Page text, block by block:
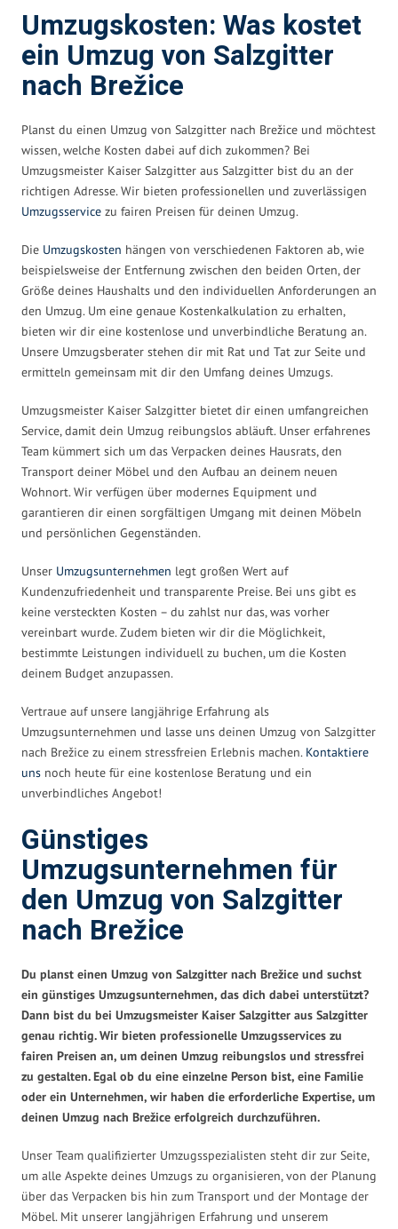
Umzugskosten: Was kostet
ein Umzug von Salzgitter
nach Brežice
Planst du einen Umzug von Salzgitter nach Brežice und möchtest
wissen, welche Kosten dabei auf dich zukommen? Bei
Umzugsmeister Kaiser Salzgitter aus Salzgitter bist du an der
richtigen Adresse. Wir bieten professionellen und zuverlässigen
Umzugsservice zu fairen Preisen für deinen Umzug.
Die Umzugskosten hängen von verschiedenen Faktoren ab, wie
beispielsweise der Entfernung zwischen den beiden Orten, der
Größe deines Haushalts und den individuellen Anforderungen an
den Umzug. Um eine genaue Kostenkalkulation zu erhalten,
bieten wir dir eine kostenlose und unverbindliche Beratung an.
Unsere Umzugsberater stehen dir mit Rat und Tat zur Seite und
ermitteln gemeinsam mit dir den Umfang deines Umzugs.
Umzugsmeister Kaiser Salzgitter bietet dir einen umfangreichen
Service, damit dein Umzug reibungslos abläuft. Unser erfahrenes
Team kümmert sich um das Verpacken deines Hausrats, den
Transport deiner Möbel und den Aufbau an deinem neuen
Wohnort. Wir verfügen über modernes Equipment und
garantieren dir einen sorgfältigen Umgang mit deinen Möbeln
und persönlichen Gegenständen.
Unser Umzugsunternehmen legt großen Wert auf
Kundenzufriedenheit und transparente Preise. Bei uns gibt es
keine versteckten Kosten – du zahlst nur das, was vorher
vereinbart wurde. Zudem bieten wir dir die Möglichkeit,
bestimmte Leistungen individuell zu buchen, um die Kosten
deinem Budget anzupassen.
Vertraue auf unsere langjährige Erfahrung als
Umzugsunternehmen und lasse uns deinen Umzug von Salzgitter
nach Brežice zu einem stressfreien Erlebnis machen. Kontaktiere
uns noch heute für eine kostenlose Beratung und ein
unverbindliches Angebot!
Günstiges
Umzugsunternehmen für
den Umzug von Salzgitter
nach Brežice
Du planst einen Umzug von Salzgitter nach Brežice und suchst
ein günstiges Umzugsunternehmen, das dich dabei unterstützt?
Dann bist du bei Umzugsmeister Kaiser Salzgitter aus Salzgitter
genau richtig. Wir bieten professionelle Umzugsservices zu
fairen Preisen an, um deinen Umzug reibungslos und stressfrei
zu gestalten. Egal ob du eine einzelne Person bist, eine Familie
oder ein Unternehmen, wir haben die erforderliche Expertise, um
deinen Umzug nach Brežice erfolgreich durchzuführen.
Unser Team qualifizierter Umzugsspezialisten steht dir zur Seite,
um alle Aspekte deines Umzugs zu organisieren, von der Planung
über das Verpacken bis hin zum Transport und der Montage der
Möbel. Mit unserer langjährigen Erfahrung und unserem